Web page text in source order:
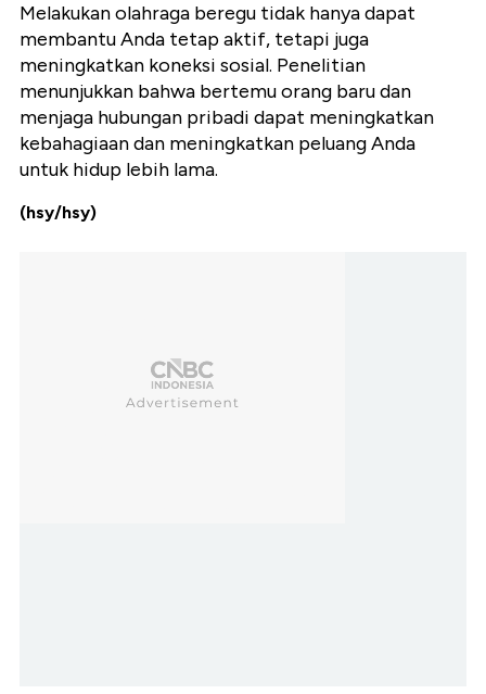
Melakukan olahraga beregu tidak hanya dapat
membantu Anda tetap aktif, tetapi juga
meningkatkan koneksi sosial. Penelitian
menunjukkan bahwa bertemu orang baru dan
menjaga hubungan pribadi dapat meningkatkan
kebahagiaan dan meningkatkan peluang Anda
untuk hidup lebih lama.
(hsy/hsy)